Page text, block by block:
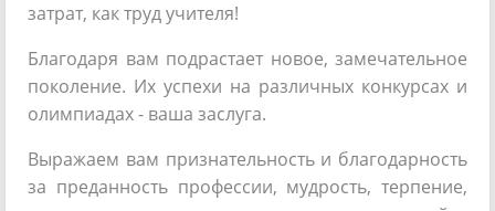
затрат, как труд учителя!
Благодаря вам подрастает новое, замечательное
поколение. Их успехи на различных конкурсах и
олимпиадах - ваша заслуга.
Выражаем вам признательность и благодарность
за преданность профессии, мудрость, терпение,